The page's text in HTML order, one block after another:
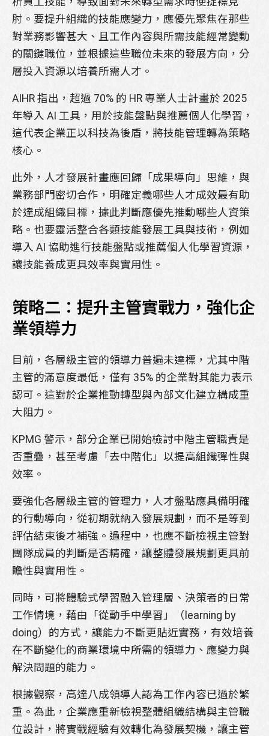
肘。要提升組織的技能應變力，應優先聚焦在那些
對業務影響甚大、且工作內容與所需技能經常變動
的關鍵職位，並根據這些職位未來的發展方向，分
層投入資源以培養所需人才。
AIHR 指出，超過 70% 的 HR 專業人士計畫於 2025
年導入 AI 工具，用於技能盤點與推薦個人化學習，
這代表企業正以科技為後盾，將技能管理轉為策略
核心。
此外，人才發展計畫應回歸「成果導向」思維，與
業務部門密切合作，明確定義哪些人才成效最有助
於達成組織目標，據此判斷應優先推動哪些人資策
略。也要靈活整合各類技能發展工具與技術，例如
導入 AI 協助進行技能盤點或推薦個人化學習資源，
讓技能養成更具效率與實用性。
策略二：提升主管實戰力，強化企
業領導力
目前，各層級主管的領導力普遍未達標，尤其中階
主管的滿意度最低，僅有 35% 的企業對其能力表示
認可。這對於企業推動轉型與內部文化建立構成重
大阻力。
KPMG 警示，部分企業已開始檢討中階主管職責是
否重疊，甚至考慮「去中階化」以提高組織彈性與
效率。
要強化各層級主管的管理力，人才盤點應具備明確
的行動導向，從初期就納入發展規劃，而不是等到
評估結束後才補強。過程中，也應不斷檢視主管對
團隊成員的判斷是否精確，讓整體發展規劃更具前
瞻性與實用性。
同時，可將體驗式學習融入管理層、決策者的日常
工作情境，藉由「從動手中學習」（learning by
doing）的方式，讓能力不斷更貼近實務，有效培養
在不斷變化的商業環境中所需的領導力、應變力與
解決問題的能力。
根據觀察，高達八成領導人認為工作內容已過於繁
重。為此，企業應重新檢視整體組織結構與主管職
位設計，將實戰經驗有效轉化為發展契機，讓主管